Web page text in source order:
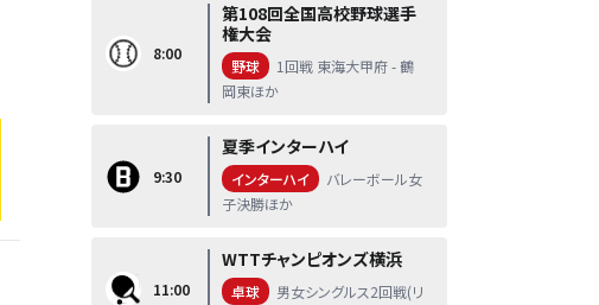
8:00
第108回全国高校野球選手
権大会
野球
1回戦 東海大甲府 - 鶴
岡東ほか
9:30
夏季インターハイ
インターハイ
バレーボール女
子決勝ほか
11:00
WTTチャンピオンズ横浜
卓球
男女シングルス2回戦(リ